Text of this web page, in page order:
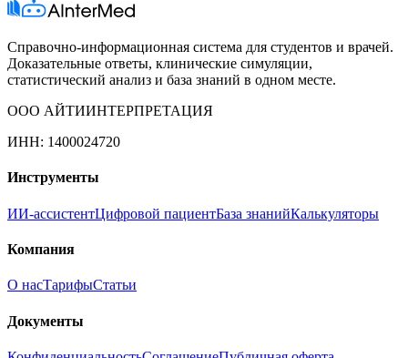
Справочно-информационная система для студентов и врачей.
Доказательные ответы, клинические симуляции,
статистический анализ и база знаний в одном месте.
ООО АЙТИИНТЕРПРЕТАЦИЯ
ИНН: 1400024720
Инструменты
ИИ-ассистентЦифровой пациентБаза знанийКалькуляторы
Компания
О насТарифыСтатьи
Документы